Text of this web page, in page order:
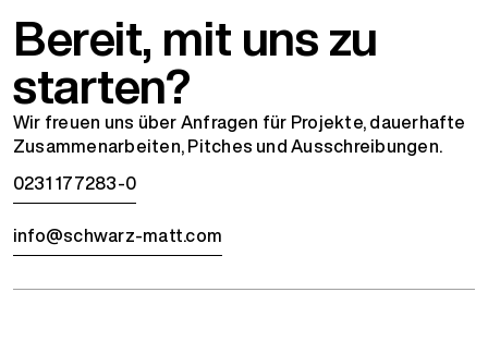
Bereit, mit uns zu
starten?
Wir freuen uns über Anfragen für Projekte, dauerhafte
Zusammenarbeiten, Pitches und Ausschreibungen.
0231 177283-0
info@schwarz-matt.com